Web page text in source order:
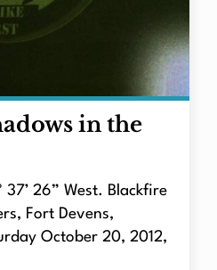
in the
37’ 26” West. Blackfire
Fort Devens,
October 20, 2012,